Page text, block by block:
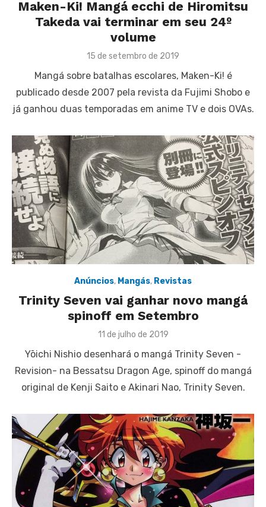
Maken-Ki! Mangá ecchi de Hiromitsu
Takeda vai terminar em seu 24º
volume
Posted
15 de setembro de 2019
Mangá sobre batalhas escolares, Maken-Ki! é
publicado desde 2007 pela revista da Fujimi Shobo e
já ganhou duas temporadas em anime TV e dois OVAs.
Anúncios, Mangás, Revistas
Trinity Seven vai ganhar novo mangá
spinoff em Setembro
Posted
11 de julho de 2019
Yōichi Nishio desenhará o mangá Trinity Seven -
Revision- na Bessatsu Dragon Age, spinoff do mangá
original de Kenji Saito e Akinari Nao, Trinity Seven.